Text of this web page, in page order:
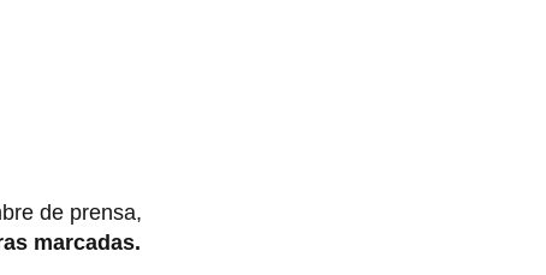
de prensa,
marcadas.